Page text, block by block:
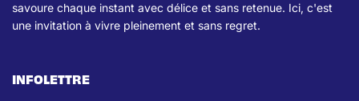
savoure chaque instant avec délice et sans retenue. Ici, c'est
une invitation à vivre pleinement et sans regret.
INFOLETTRE